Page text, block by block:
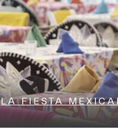
LA FIESTA